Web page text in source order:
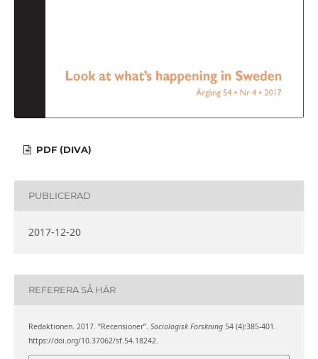
PDF (DIVA)
PUBLICERAD
2017-12-20
REFERERA SÅ HÄR
Redaktionen. 2017. ”Recensioner”. Sociologisk Forskning54 (4):385-401.
https://doi.org/10.37062/sf.54.18242.